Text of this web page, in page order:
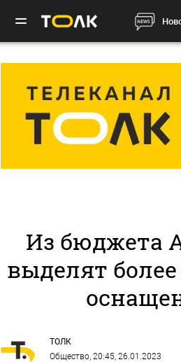
Из бюджета
выделят
ТОЛК
Общество, 20:45, 26.01.2023